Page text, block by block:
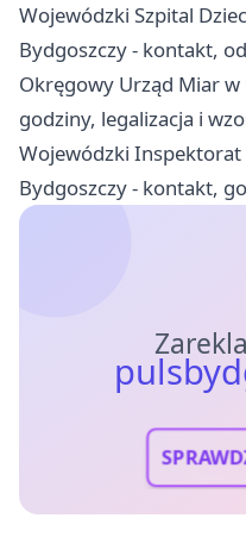
Wojewódzki Szpital
Bydgoszczy - kontakt,
Okręgowy Urząd Miar
godziny, legalizacja i
Wojewódzki
Bydgoszczy - kontakt,